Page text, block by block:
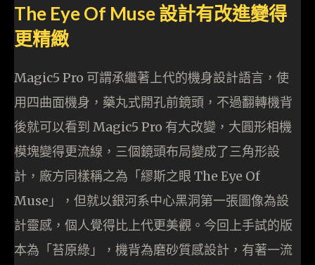
The Eye Of Muse 設計有改進變得
更精緻
Magic5 Pro 可謂承繼著上代的機身設計語言，使
用四曲面機身，藥丸式開孔前鏡頭，不過翻轉機背
後就可以看到 Magic5 Pro 有大改變，大圓形相機
模塊變得更流線，三個鏡頭布局變成了三角形設
計，廠方同樣稱之為「繆斯之眼 The Eye Of
Muse」，但就以銀河系中心黑洞第一張圖像為設
計靈感，個人覺得比上代更美觀。今回上手試的版
本為「苔原綠」，機背為磨砂質感設計，有著一流